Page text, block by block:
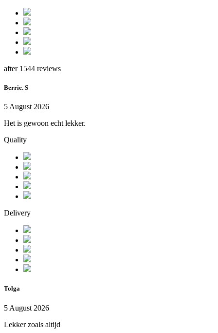
after 1544 reviews
Berrie. S
5 August 2026
Het is gewoon echt lekker.
Quality
Delivery
Tolga
5 August 2026
Lekker zoals altijd